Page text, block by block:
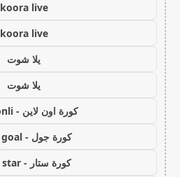
koora live
koora live
يلا شوت
يلا شوت
كورة اون لاين - kora onli
كورة جول - kora goal
كورة ستار - kora star